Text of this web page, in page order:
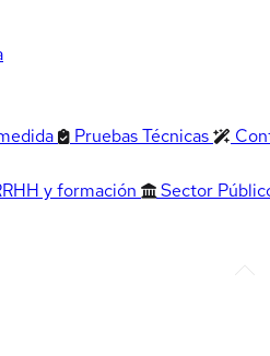
Pruebas Técnicas
y formación
Sector